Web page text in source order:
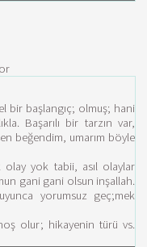
bir başlangıç; olmuş; hani
Başarılı bir tarzın var,
beğendim, umarım böyle
yok tabii, asıl olaylar
gani gani olsun inşallah.
yorumsuz geç;mek
olur; hikayenin türü vs.